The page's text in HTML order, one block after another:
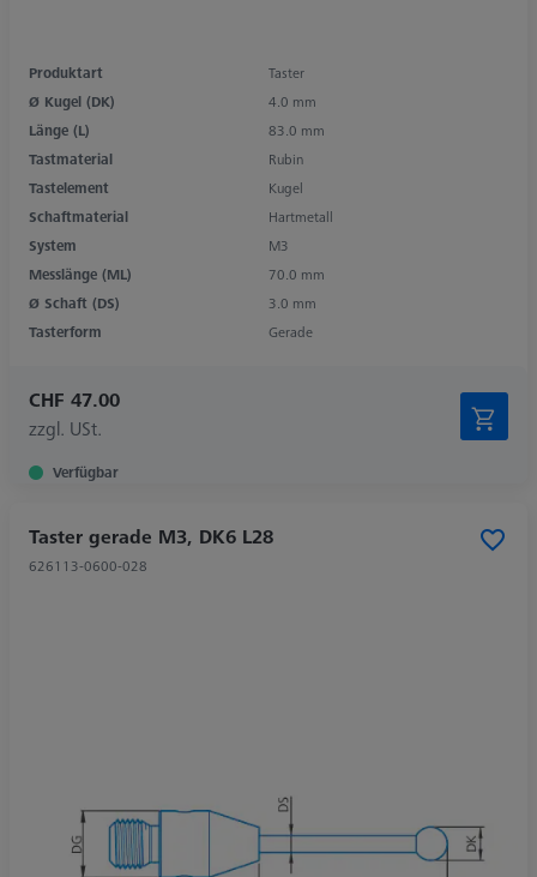
Produktart
Taster
Ø Kugel (DK)
4.0 mm
Länge (L)
83.0 mm
Tastmaterial
Rubin
Tastelement
Kugel
Schaftmaterial
Hartmetall
System
M3
Messlänge (ML)
70.0 mm
Ø Schaft (DS)
3.0 mm
Tasterform
Gerade
CHF 47.00
zzgl. USt.
Verfügbar
Taster gerade M3, DK6 L28
626113-0600-028